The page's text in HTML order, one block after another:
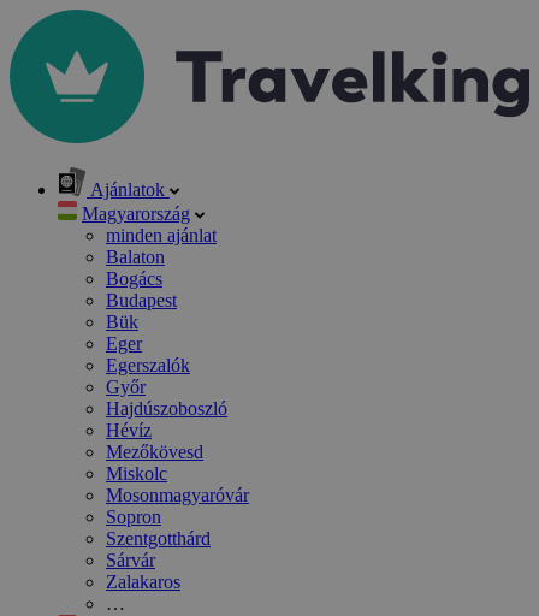
Ajánlatok
Magyarország
minden ajánlat
Balaton
Bogács
Budapest
Bük
Eger
Egerszalók
Győr
Hajdúszoboszló
Hévíz
Mezőkövesd
Miskolc
Mosonmagyaróvár
Sopron
Szentgotthárd
Sárvár
Zalakaros
…